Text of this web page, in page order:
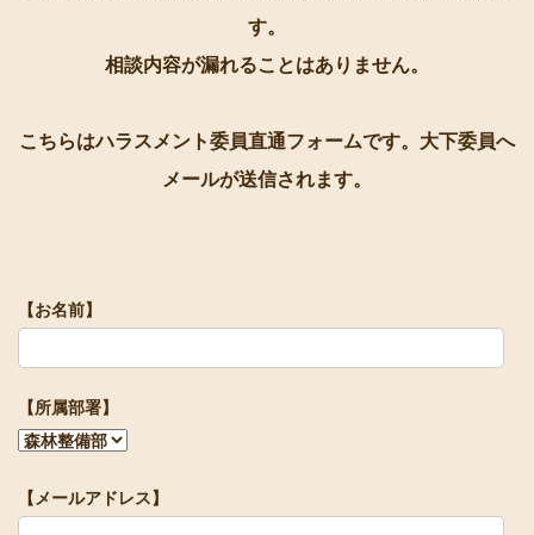
す。
相談内容が漏れることはありません。
こちらはハラスメント委員直通フォームです。大下委員へ
メールが送信されます。
【お名前】
【所属部署】
【メールアドレス】